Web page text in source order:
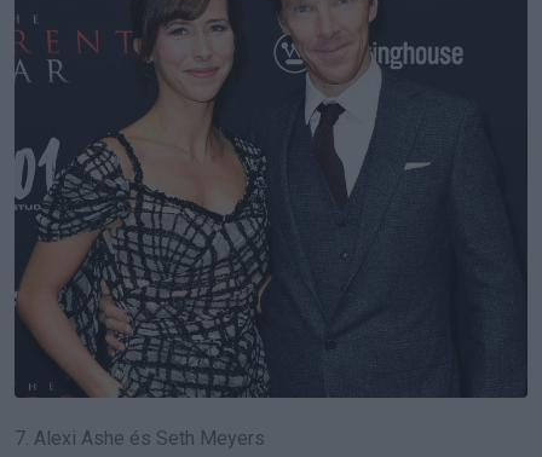
7. Alexi Ashe és Seth Meyers